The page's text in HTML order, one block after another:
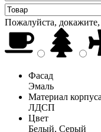
Пожалуйста,
Фасад
Эмаль
Материал корпуса
ЛДСП
Цвет
Белый, Серый